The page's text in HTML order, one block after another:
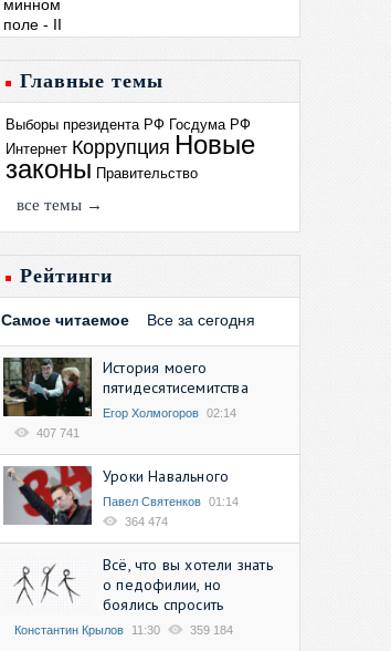
Главные темы
Выборы президента РФ Госдума РФ
Интернет Коррупция Новые
законы Правительство
все темы →
Рейтинги
Самое читаемое Все за сегодня
История моего
пятидесятисемитства
Егор Холмогоров 02:14
407 741
Уроки Навального
Павел Святенков 01:14
364 474
Всё, что вы хотели знать
о педофилии, но
боялись спросить
Константин Крылов 11:30 359 184